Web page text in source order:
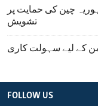
چین کی حمایت پر
تشویش
امن کے لیے سہولت کاری
FOLLOW US